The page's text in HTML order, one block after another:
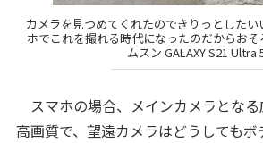
カメラを見つめてくれたのできりっとした
ホでこれを撮れる時代になったのだからお
ムスン GALAXY S21 Ultra
スマホの場合、メインカメラとな
高画質で、望遠カメラはどうしても